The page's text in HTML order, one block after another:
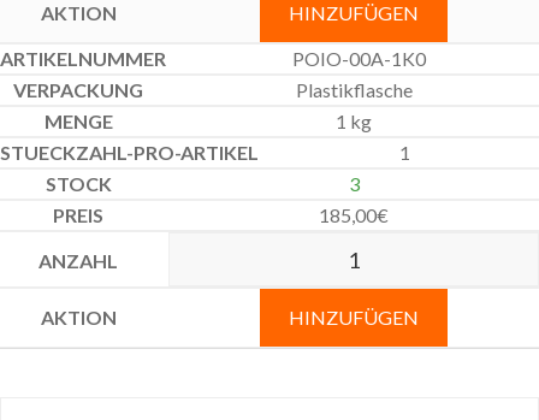
HINZUFÜGEN
POIO-00A-1K0
Plastikflasche
1 kg
1
3
185,00€
HINZUFÜGEN